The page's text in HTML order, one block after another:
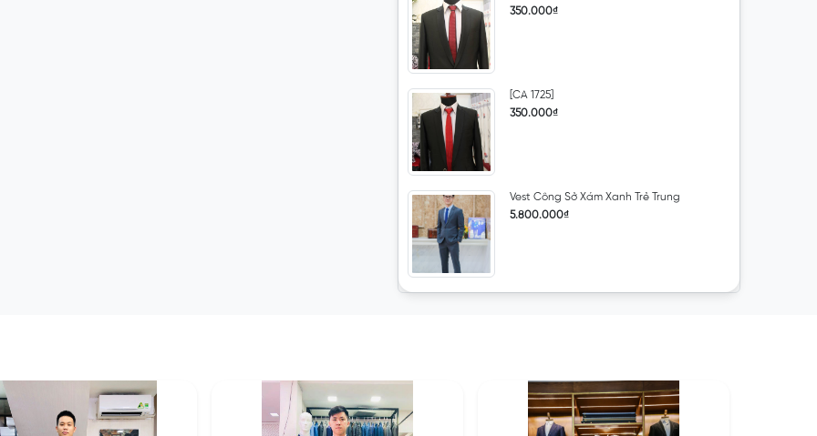
350.000₫
[CA 1725]
350.000₫
Vest Công Sở Xám Xanh Trẻ Trung
5.800.000₫